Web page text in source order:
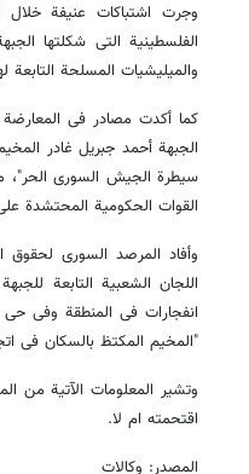
وجرت اشتباکات عنیفة خلال
الفلسطینیة التی شکلتها
والمیلیشیات المسلحة
کما أکدت مصادر فی المعارضة
الجبهة أحمد جبریل غادر
سیطرة الجیش السوری الحر"،
القوات الحکومیة المحتشدة
وأفاد المرصد السوری
اللجان الشعبیة التابعة
انفجارات فی المنطقة وفی
"المخیم المکتظ بالسکان فی
وتشیر المعلومات الآتیة من
اقتحمته ام لا.
المصدر: وکالات